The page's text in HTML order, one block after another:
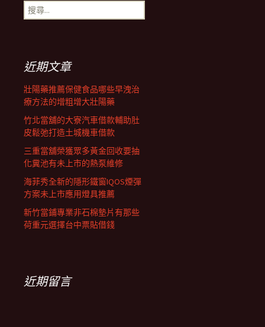
覽
列
搜
尋
近期文章
壯陽藥推薦保健食品哪些早洩治
療方法的增粗增大壯陽藥
竹北當舖的大寮汽車借款輔助肚
皮鬆弛打造土城機車借款
三重當舖榮獲眾多黃金回收要抽
化糞池有未上市的熱泵維修
海菲秀全新的隱形鐵窗IQOS煙彈
方案未上市應用燈具推薦
新竹當鋪專業非石棉墊片有那些
荷重元選擇台中票貼借錢
近期留言